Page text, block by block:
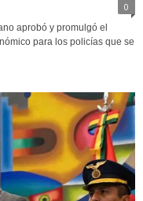
0
aprobó y promulgó el
para los policías que se